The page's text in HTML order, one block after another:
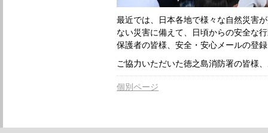
最近では、日本各地で様々な自然災害
ない災害に備えて、日頃からの安全な
保護者の皆様、安全・安心メールの登
ご協力いただいた徳之島消防署の皆様
個別ページ